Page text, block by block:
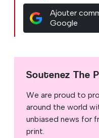
Ajouter
Google
Soutenez The
We are proud to
around the world
unbiased news for
print.